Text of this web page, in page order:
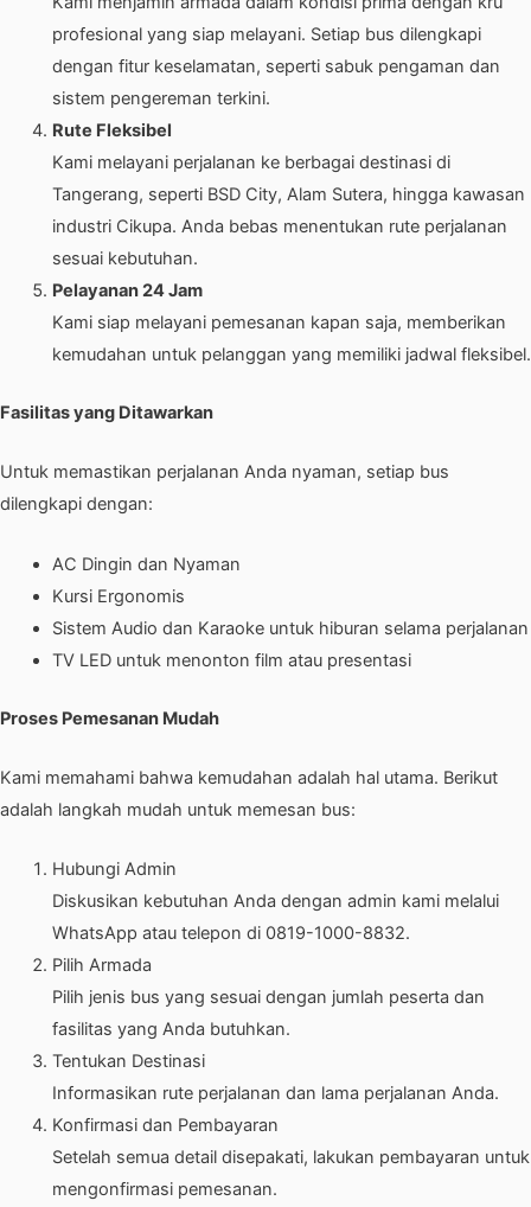
profesional yang siap melayani. Setiap bus dilengkapi
dengan fitur keselamatan, seperti sabuk pengaman dan
sistem pengereman terkini.
Rute Fleksibel
Kami melayani perjalanan ke berbagai destinasi di
Tangerang, seperti BSD City, Alam Sutera, hingga kawasan
industri Cikupa. Anda bebas menentukan rute perjalanan
sesuai kebutuhan.
Pelayanan 24 Jam
Kami siap melayani pemesanan kapan saja, memberikan
kemudahan untuk pelanggan yang memiliki jadwal fleksibel.
Fasilitas yang Ditawarkan
Untuk memastikan perjalanan Anda nyaman, setiap bus
dilengkapi dengan:
AC Dingin dan Nyaman
Kursi Ergonomis
Sistem Audio dan Karaoke untuk hiburan selama perjalanan
TV LED untuk menonton film atau presentasi
Proses Pemesanan Mudah
Kami memahami bahwa kemudahan adalah hal utama. Berikut
adalah langkah mudah untuk memesan bus:
Hubungi Admin
Diskusikan kebutuhan Anda dengan admin kami melalui
WhatsApp atau telepon di 0819-1000-8832.
Pilih Armada
Pilih jenis bus yang sesuai dengan jumlah peserta dan
fasilitas yang Anda butuhkan.
Tentukan Destinasi
Informasikan rute perjalanan dan lama perjalanan Anda.
Konfirmasi dan Pembayaran
Setelah semua detail disepakati, lakukan pembayaran untuk
mengonfirmasi pemesanan.